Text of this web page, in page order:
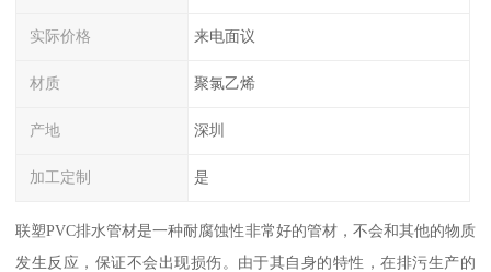
实际价格 来电面议
材质 聚氯乙烯
产地 深圳
加工定制 是
联塑PVC排水管材是一种耐腐蚀性非常好的管材，不会和其他的物质
发生反应，保证不会出现损伤。由于其自身的特性，在排污生产的